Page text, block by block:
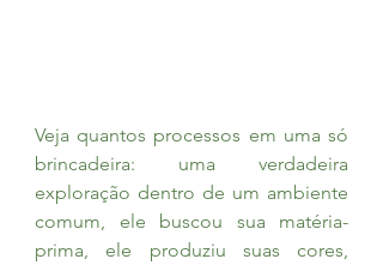
Veja quantos processos em uma só
brincadeira: uma verdadeira
exploração dentro de um ambiente
comum, ele buscou sua matéria-
prima, ele produziu suas cores,